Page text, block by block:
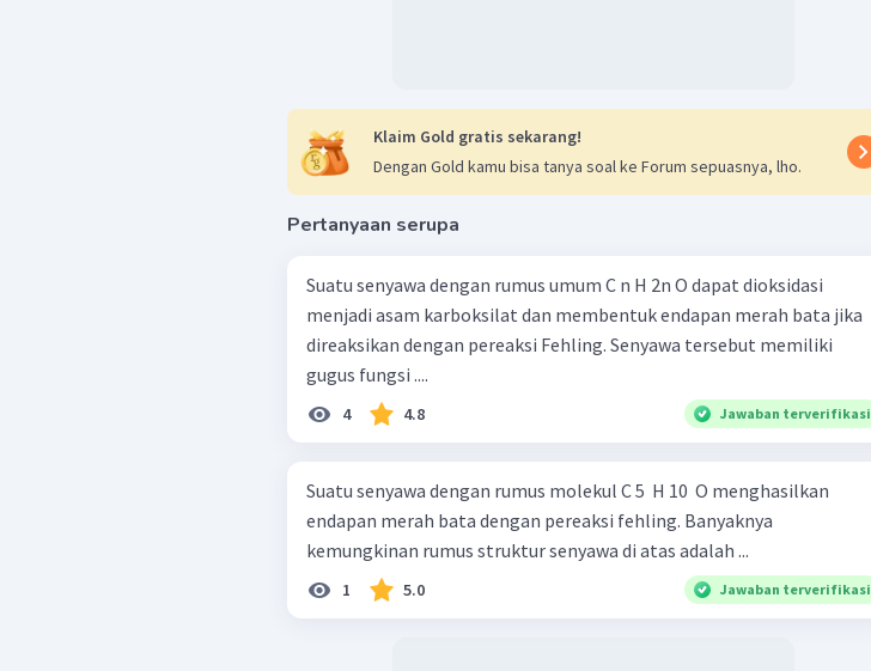
Klaim Gold gratis sekarang!
Dengan Gold kamu bisa tanya soal ke Forum sepuasnya, lho.
Pertanyaan serupa
Suatu senyawa dengan rumus umum C n H 2n O dapat dioksidasi
menjadi asam karboksilat dan membentuk endapan merah bata jika
direaksikan dengan pereaksi Fehling. Senyawa tersebut memiliki
gugus fungsi ....
4 4.8 Jawaban terverifikasi
Suatu senyawa dengan rumus molekul C 5 ​ H 10 ​ O menghasilkan
endapan merah bata dengan pereaksi fehling. Banyaknya
kemungkinan rumus struktur senyawa di atas adalah ...
1 5.0 Jawaban terverifikasi